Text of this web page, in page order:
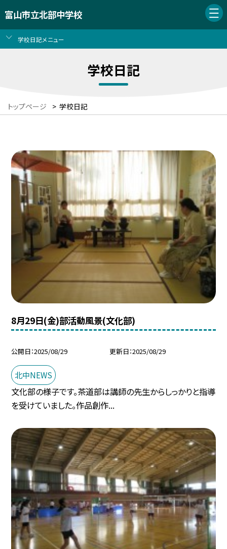
富山市立北部中学校
学校日記メニュー
学校日記
トップページ > 学校日記
8月29日(金)部活動風景(文化部)
公開日 2025/08/29 更新日 2025/08/29
北中NEWS
文化部の様子です。茶道部は講師の先生からしっかりと指導
を受けていました。作品創作...